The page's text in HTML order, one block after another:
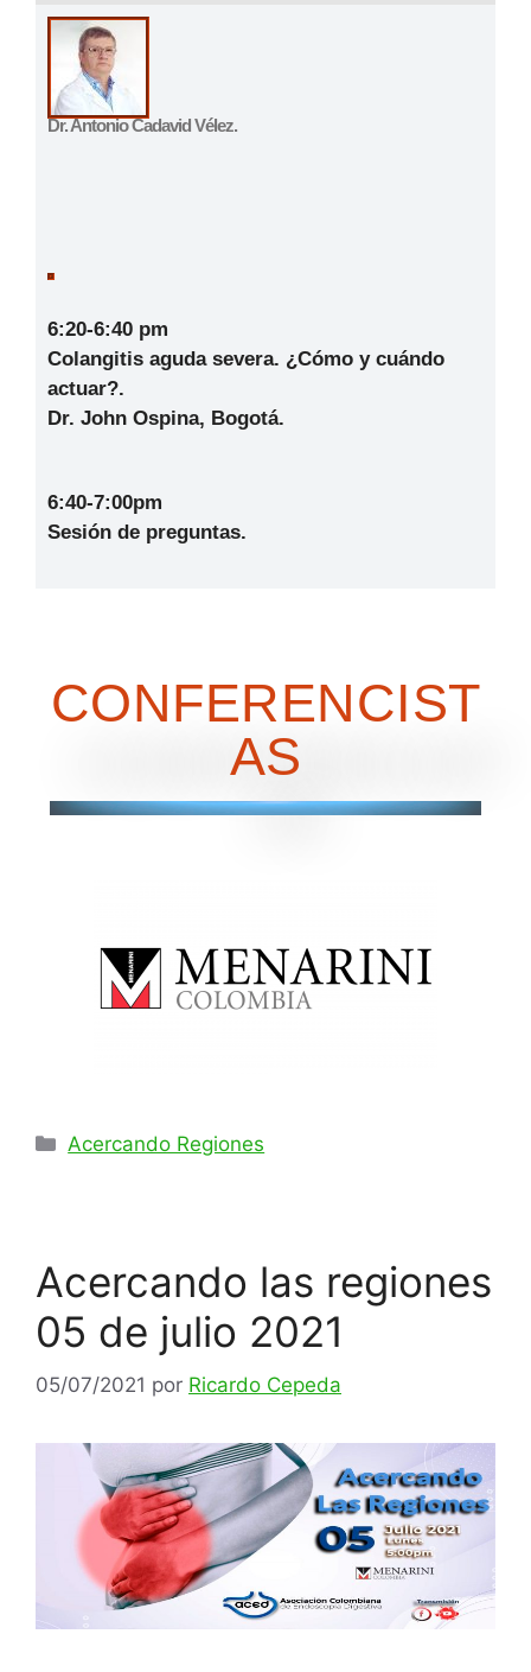
Dr. Antonio Cadavid Vélez.
6:20-6:40 pm
Colangitis aguda severa. ¿Cómo y cuándo
actuar?.
Dr. John Ospina, Bogotá.
6:40-7:00pm
Sesión de preguntas.
CONFERENCIST
AS
Acercando Regiones
Acercando las regiones
05 de julio 2021
05/07/2021 por Ricardo Cepeda